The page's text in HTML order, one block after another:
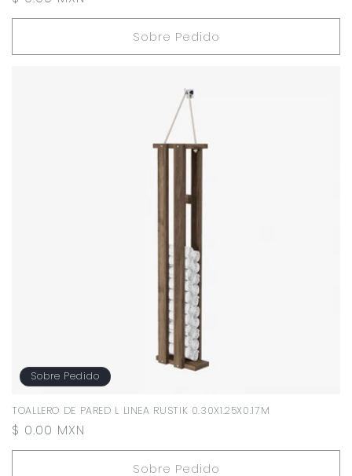
habitual
Sobre Pedido
Sobre Pedido
TOALLERO DE PARED L LINEA RUSTIK 0.30X1.25X0.17M
Precio
habitual
$ 0.00 MXN
Sobre Pedido